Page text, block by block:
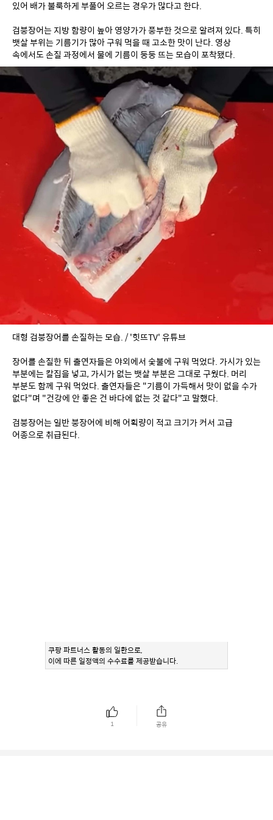
있어 배가 불룩하게 부풀어 오르는 경우가 많다고 한다.
검붕장어는 지방 함량이 높아 영양가가 풍부한 것으로 알려져 있다. 특히
뱃살 부위는 기름기가 많아 구워 먹을 때 고소한 맛이 난다. 영상
속에서도 손질 과정에서 물에 기름이 둥둥 뜨는 모습이 포착됐다.
대형 검붕장어를 손질하는 모습. / '힛뜨TV' 유튜브
장어를 손질한 뒤 출연자들은 야외에서 숯불에 구워 먹었다. 가시가 있는
부분에는 칼집을 넣고, 가시가 없는 뱃살 부분은 그대로 구웠다. 머리
부분도 함께 구워 먹었다. 출연자들은 "기름이 가득해서 맛이 없을 수가
없다"며 "건강에 안 좋은 건 바다에 없는 것 같다"고 말했다.
검붕장어는 일반 붕장어에 비해 어획량이 적고 크기가 커서 고급
어종으로 취급된다.
쿠팡 파트너스 활동의 일환으로,
이에 따른 일정액의 수수료를 제공받습니다.
1 공유